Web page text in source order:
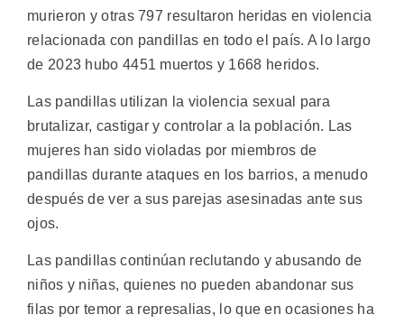
murieron y otras 797 resultaron heridas en violencia
relacionada con pandillas en todo el país. A lo largo
de 2023 hubo 4451 muertos y 1668 heridos.
Las pandillas utilizan la violencia sexual para
brutalizar, castigar y controlar a la población. Las
mujeres han sido violadas por miembros de
pandillas durante ataques en los barrios, a menudo
después de ver a sus parejas asesinadas ante sus
ojos.
Las pandillas continúan reclutando y abusando de
niños y niñas, quienes no pueden abandonar sus
filas por temor a represalias, lo que en ocasiones ha